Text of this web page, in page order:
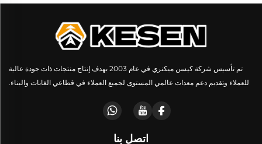
تم تأسيس شركة كيسن ميكنري في عام 2003 بهدف إنتاج منتجات ذات جودة عالية
للعملاء وتقديم دعم معدات عالمي المستوى لجميع العملاء في قطاعي الغابات والبناء.
اتصل بنا